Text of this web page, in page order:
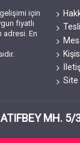
için
fiyatlı
adresi. En
Site
ATIFBEY MH. 5/